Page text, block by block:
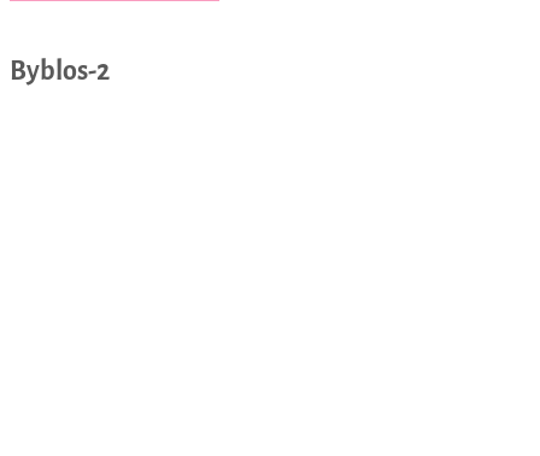
Byblos-2